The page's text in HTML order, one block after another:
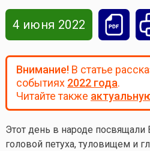
4 июня 2022
Внимание!В статье
событиях 2022 года.
Читайте также
Этот день в народе посвящали
головой петуха, туловищем и